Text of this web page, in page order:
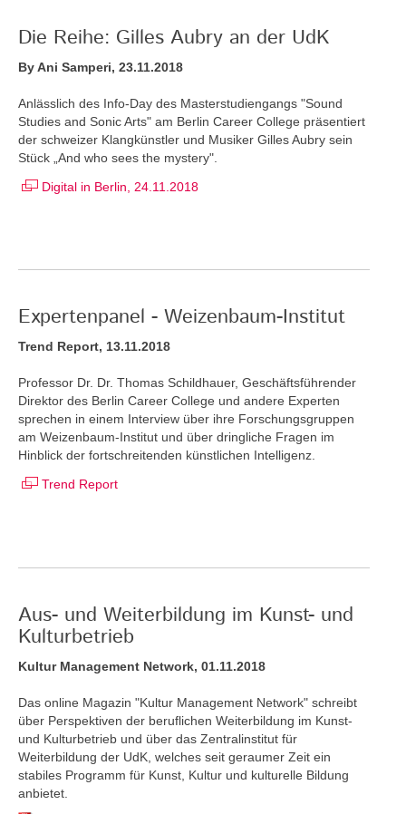
Die Reihe: Gilles Aubry an der UdK
By Ani Samperi, 23.11.2018
Anlässlich des Info-Day des Masterstudiengangs "Sound
Studies and Sonic Arts" am Berlin Career College präsentiert
der schweizer Klangkünstler und Musiker Gilles Aubry sein
Stück „And who sees the mystery".
Digital in Berlin, 24.11.2018
Expertenpanel - Weizenbaum-Institut
Trend Report, 13.11.2018
Professor Dr. Dr. Thomas Schildhauer, Geschäftsführender
Direktor des Berlin Career College und andere Experten
sprechen in einem Interview über ihre Forschungsgruppen
am Weizenbaum-Institut und über dringliche Fragen im
Hinblick der fortschreitenden künstlichen Intelligenz.
Trend Report
Aus- und Weiterbildung im Kunst- und
Kulturbetrieb
Kultur Management Network, 01.11.2018
Das online Magazin "Kultur Management Network" schreibt
über Perspektiven der beruflichen Weiterbildung im Kunst-
und Kulturbetrieb und über das Zentralinstitut für
Weiterbildung der UdK, welches seit geraumer Zeit ein
stabiles Programm für Kunst, Kultur und kulturelle Bildung
anbietet.